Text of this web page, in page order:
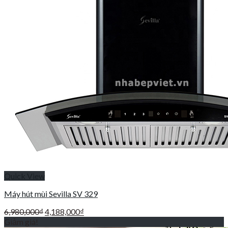
Máy hút mùi Sevilla SV 329
6,980,000₫Giá
4,188,000₫